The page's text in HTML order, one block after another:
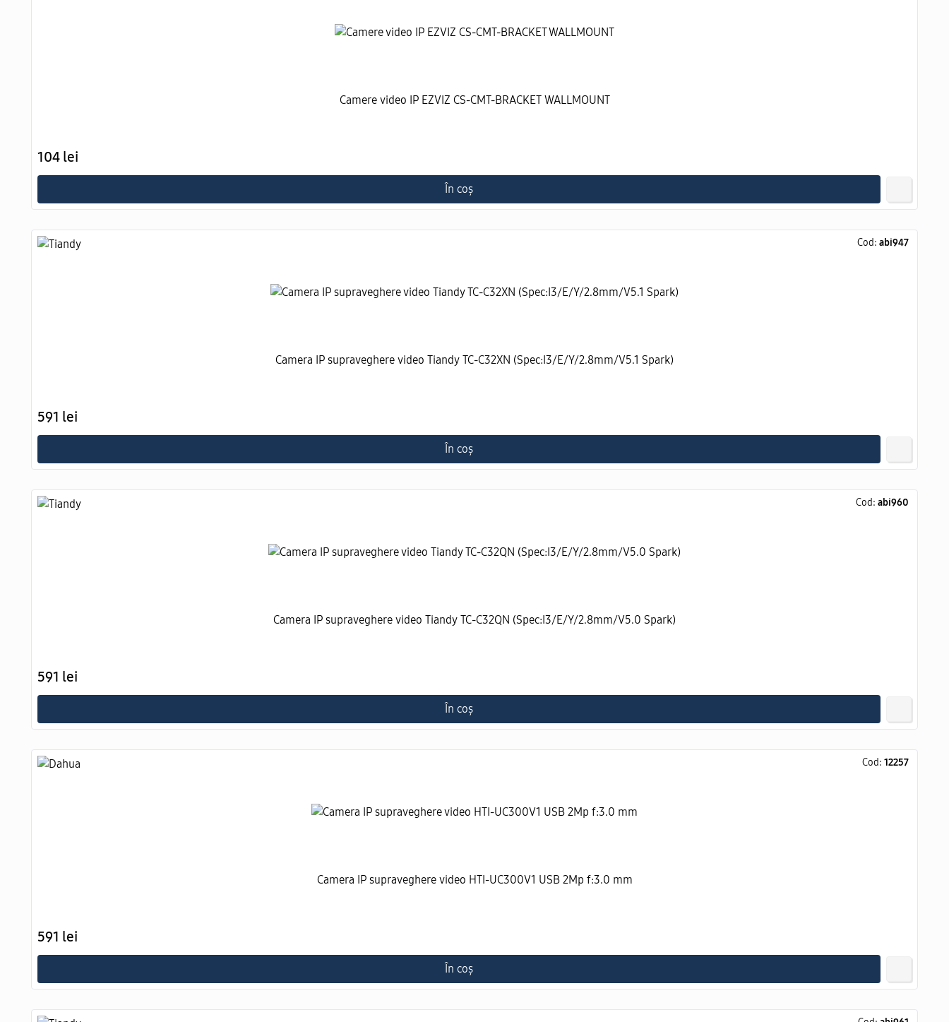
Camere video IP EZVIZ CS-CMT-BRACKET WALLMOUNT
104 lei
În coș
Cod: abi947
Camera IP supraveghere video Tiandy TC-C32XN (Spec:I3/E/Y/2.8mm/V5.1 Spark)
591 lei
În coș
Cod: abi960
Camera IP supraveghere video Tiandy TC-C32QN (Spec:I3/E/Y/2.8mm/V5.0 Spark)
591 lei
În coș
Cod: 12257
Camera IP supraveghere video HTI-UC300V1 USB 2Mp f:3.0 mm
591 lei
În coș